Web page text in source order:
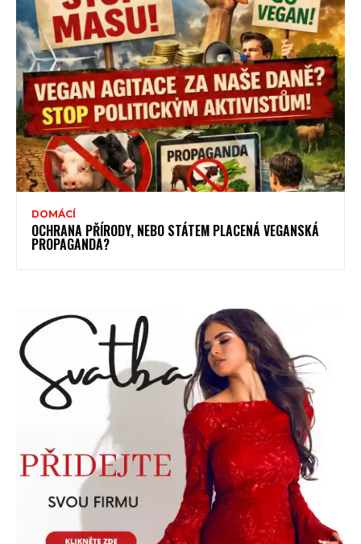
DOMÁCÍ
OCHRANA PŘÍRODY, NEBO STÁTEM PLACENÁ VEGANSKÁ
PROPAGANDA?